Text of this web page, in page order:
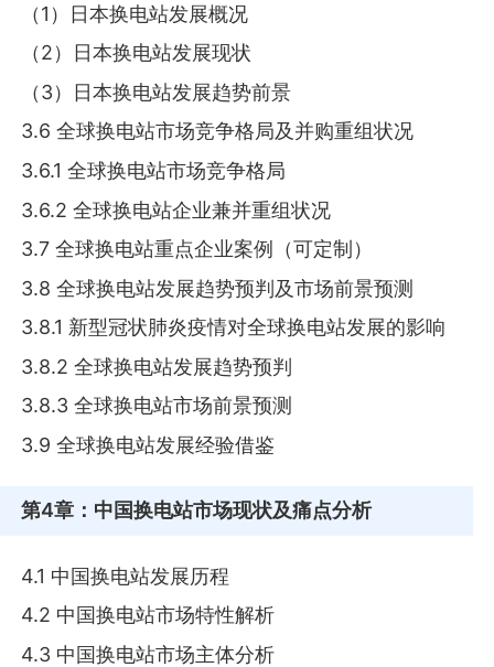
（1）日本换电站发展概况
（2）日本换电站发展现状
（3）日本换电站发展趋势前景
3.6 全球换电站市场竞争格局及并购重组状况
3.6.1 全球换电站市场竞争格局
3.6.2 全球换电站企业兼并重组状况
3.7 全球换电站重点企业案例（可定制）
3.8 全球换电站发展趋势预判及市场前景预测
3.8.1 新型冠状肺炎疫情对全球换电站发展的影响
3.8.2 全球换电站发展趋势预判
3.8.3 全球换电站市场前景预测
3.9 全球换电站发展经验借鉴
第4章 ：中国换电站市场现状及痛点分析
4.1 中国换电站发展历程
4.2 中国换电站市场特性解析
4.3 中国换电站市场主体分析